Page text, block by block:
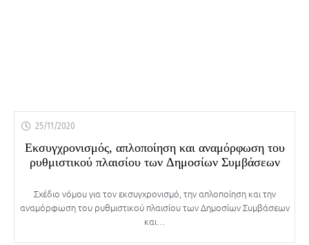
25/11/2020
Εκσυγχρονισμός, απλοποίηση και αναμόρφωση του
ρυθμιστικού πλαισίου των Δημοσίων Συμβάσεων
Σχέδιο νόμου για τον εκσυγχρονισμό, την απλοποίηση και την
αναμόρφωση του ρυθμιστικού πλαισίου των Δημοσίων Συμβάσεων
και…